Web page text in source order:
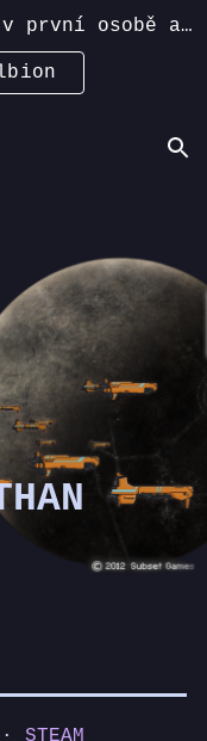
Herní deník formou seriálu v první osobě a přítomném čase, s důrazem na průzkum a humor >>
·STEAM